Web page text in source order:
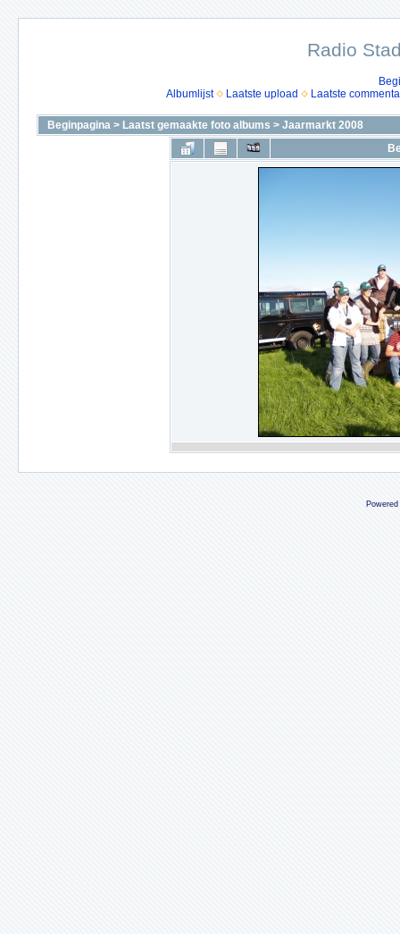
Radio
Albumlijst
Laatste upload Laatste
Beginpagina > Laatst gemaakte foto albums > Jaarmarkt 2008